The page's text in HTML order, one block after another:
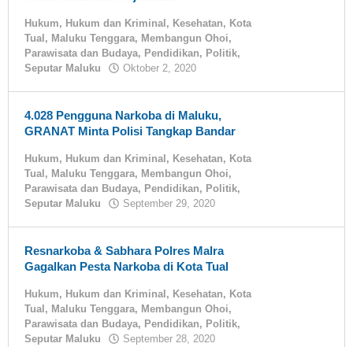
Hukum, Hukum dan Kriminal , Kesehatan, Kota
Tual , Maluku Tenggara, Membangun Ohoi,
Parawisata dan Budaya, Pendidikan, Politik,
Seputar Maluku
Oktober 2, 2020
4.028 Pengguna Narkoba di Maluku,
GRANAT Minta Polisi Tangkap Bandar
Hukum, Hukum dan Kriminal , Kesehatan, Kota
Tual , Maluku Tenggara, Membangun Ohoi,
Parawisata dan Budaya, Pendidikan, Politik,
Seputar Maluku
September 29, 2020
Resnarkoba & Sabhara Polres Malra
Gagalkan Pesta Narkoba di Kota Tual
Hukum, Hukum dan Kriminal , Kesehatan, Kota
Tual , Maluku Tenggara, Membangun Ohoi,
Parawisata dan Budaya, Pendidikan, Politik,
Seputar Maluku
September 28, 2020